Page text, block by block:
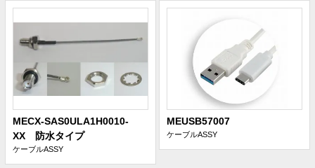
MECX-SAS0ULA1H0010-
XX 防水タイプ
ケーブルASSY
MEUSB57007
ケーブルASSY